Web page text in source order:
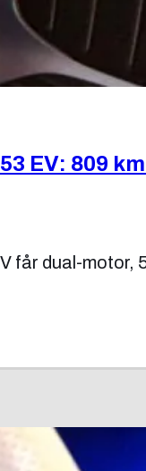
EV: 809
får dual-motor,